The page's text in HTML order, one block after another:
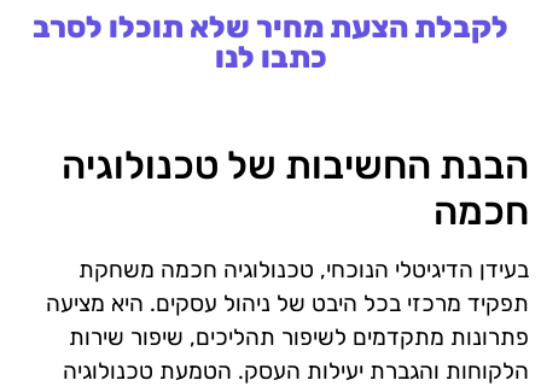
לקבלת הצעת מחיר שלא תוכלו לסרב
כתבו לנו
הבנת החשיבות של טכנולוגיה
חכמה
בעידן הדיגיטלי הנוכחי, טכנולוגיה חכמה משחקת
תפקיד מרכזי בכל היבט של ניהול עסקים. היא מציעה
פתרונות מתקדמים לשיפור תהליכים, שיפור שירות
הלקוחות והגברת יעילות העסק. הטמעת טכנולוגיה